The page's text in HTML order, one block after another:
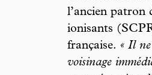
l’ancien patron
ionisants
française. « Il
voisinage